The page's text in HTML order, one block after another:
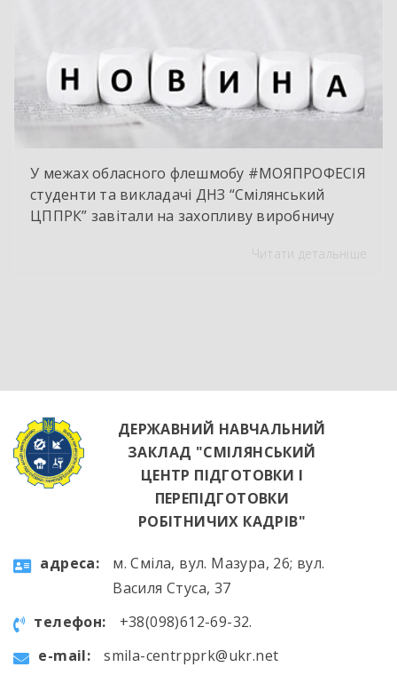
У межах обласного флешмобу #МОЯПРОФЕСІЯ
студенти та викладачі ДНЗ “Смілянський
ЦППРК” завітали на захопливу виробничу
НВК “Лідер”. Світлі кахлі, інноваційне
висококваліфікованих майбутніх фахівцях. […]
Читати детальніше
ДЕРЖАВНИЙ НАВЧАЛЬНИЙ
ЗАКЛАД "СМІЛЯНСЬКИЙ
ЦЕНТР ПІДГОТОВКИ І
ПЕРЕПІДГОТОВКИ
РОБІТНИЧИХ КАДРІВ"
aдресa:
м. Сміла, вул. Мазура, 26; вул.
Василя Стуса, 37
телефон:
+38(098)612-69-32.
e-mail:
smila-centrpprk@ukr.net